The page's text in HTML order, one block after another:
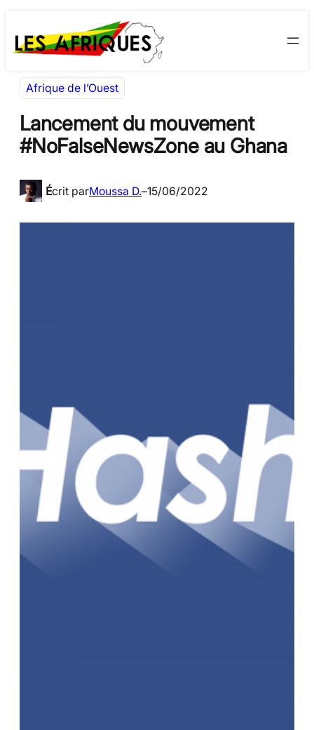
au
contenu
to
content
Afrique de l’Ouest
Lancement du mouvement
#NoFalseNewsZone au Ghana
Écrit parMoussa D.–15/06/2022